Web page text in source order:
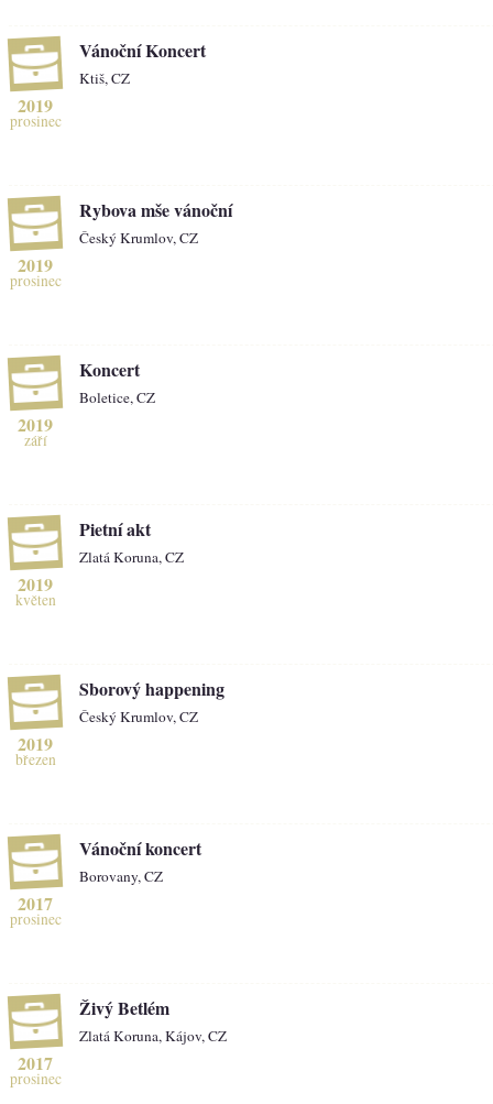
2019
prosinec
Vánoční Koncert
Ktiš, CZ
2019
prosinec
Rybova mše vánoční
Český Krumlov, CZ
2019
září
Koncert
Boletice, CZ
2019
květen
Pietní akt
Zlatá Koruna, CZ
2019
březen
Sborový happening
Český Krumlov, CZ
2017
prosinec
Vánoční koncert
Borovany, CZ
2017
prosinec
Živý Betlém
Zlatá Koruna, Kájov, CZ